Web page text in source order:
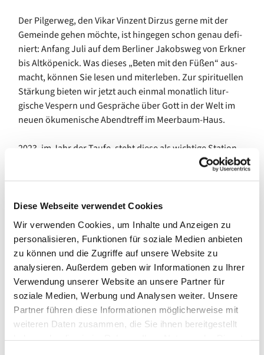
Diese Webseite verwendet Cookies
Wir verwenden Cookies, um Inhalte und Anzeigen zu
personalisieren, Funktionen für soziale Medien anbieten
zu können und die Zugriffe auf unsere Website zu
analysieren. Außerdem geben wir Informationen zu Ihrer
Verwendung unserer Website an unsere Partner für
soziale Medien, Werbung und Analysen weiter. Unsere
Partner führen diese Informationen möglicherweise mit
weiteren Daten zusammen, die Sie ihnen bereitgestellt
Der Pilgerweg, den Vikar Vinzent Dirzus gerne mit der
Gemeinde gehen möchte, ist hingegen schon genau defi-
niert: Anfang Juli auf dem Berliner Jakobsweg von Erkner
bis Altköpenick. Was dieses „Beten mit den Füßen“ aus-
macht, können Sie lesen und miterleben. Zur spirituellen
Stärkung bieten wir jetzt auch einmal monatlich litur-
gische Vespern und Gespräche über Gott in der Welt im
neuen ökumenische Abendtreff im Meerbaum-Haus.
2023, im Jahr der Taufe, steht diese als wichtige Station
auf dem christlichen Lebensweg auch in unserer Ge-
zum anderen erläutert unsere neue Reihe „Was macht
eigentlich ein Pfarrer oder eine Pfarrerin?“ gleich im
ersten Teil, warum Taufen nicht nur für die Familien so
etwas Besonderes sind.
Veränderungen bewegen den Kirchenkreis, denn die
Stelle des Superintendenten Höcker im Kirchenkreis
Mitte wurde neu besetzt – wie aber sind eigentlich Ver-
bindungen und Abhängigkeiten zwischen Kirchenkreis
und unserer Gemeinde und wer vertritt dort unsere Inte-